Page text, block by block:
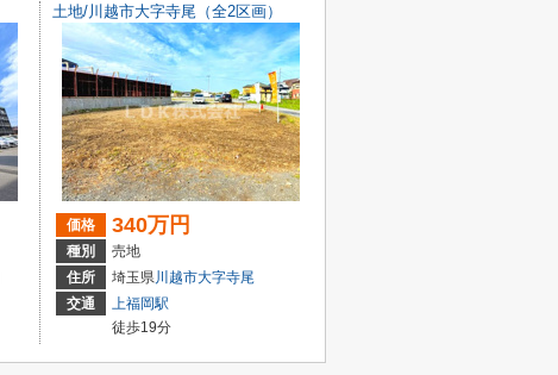
土地/川越市大字寺尾（全2区画）
価格 340万円
種別
売地
住所
埼玉県 川越市大字寺尾
交通
上福岡駅
徒歩19分